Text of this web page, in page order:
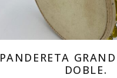
PANDERETA
DOBLE.